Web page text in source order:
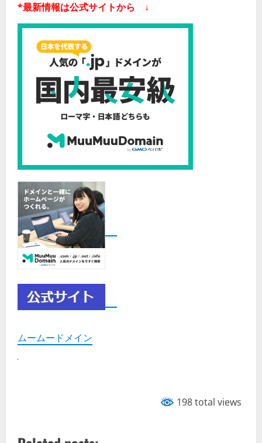
*最新情報は公式サイトから ↓
ムームードメイン
198 total views